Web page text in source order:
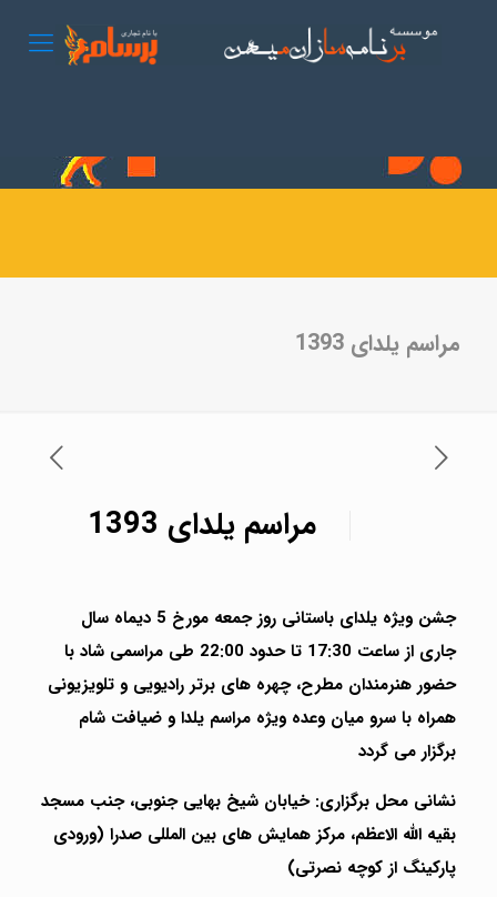
مراسم یلدای 1393
مراسم یلدای 1393
جشن ویژه یلدای باستانی روز جمعه مورخ 5 دیماه سال
جاری از ساعت 17:30 تا حدود 22:00 طی مراسمی شاد با
حضور هنرمندان مطرح، چهره های برتر رادیویی و تلویزیونی
همراه با سرو میان وعده ویژه مراسم یلدا و ضیافت شام
برگزار می گردد
نشانی محل برگزاری: خیابان شیخ بهایی جنوبی، جنب مسجد
بقیه الله الاعظم، مرکز همایش های بین المللی صدرا (ورودی
پارکینگ از کوچه نصرتی)